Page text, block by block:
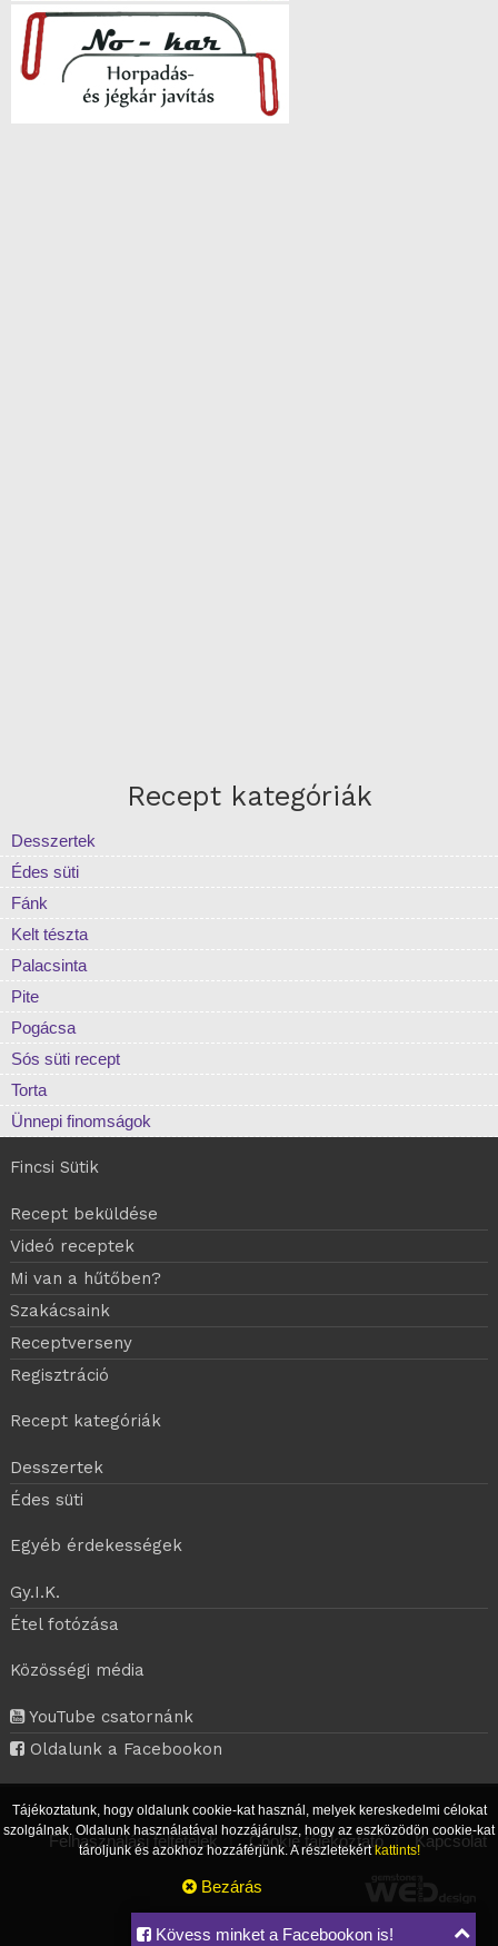
Recept kategóriák
Desszertek
Édes süti
Fánk
Kelt tészta
Palacsinta
Pite
Pogácsa
Sós süti recept
Torta
Ünnepi finomságok
Fincsi Sütik
Recept beküldése
Videó receptek
Mi van a hűtőben?
Szakácsaink
Receptverseny
Regisztráció
Recept kategóriák
Desszertek
Édes süti
Egyéb érdekességek
Gy.I.K.
Étel fotózása
Közösségi média
YouTube csatornánk
Oldalunk a Facebookon
Felhasználási feltételek | Cookie tájékoztató | Kapcsolat
Kövess minket a Facebookon is!
Tájékoztatunk, hogy oldalunk cookie-kat használ, melyek kereskedelmi célokat
szolgálnak. Oldalunk használatával hozzájárulsz, hogy az eszközödön cookie-kat
tároljunk és azokhoz hozzáférjünk. A részletekértkattints!
Bezárás